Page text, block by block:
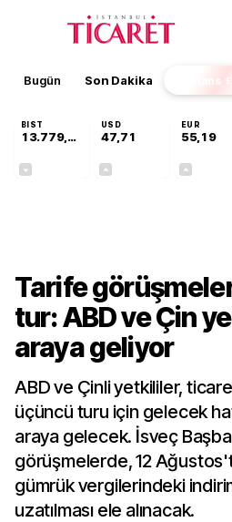
Bugün Son Dakika Finans
BIST
13.779,39
USD
47,71
EUR
55,19
Tarife
tur: ABD ve Çin
araya geliyor
ABD ve Çinli yetkililer,
üçüncü turu için gelecek
araya gelecek. İsveç
görüşmelerde, 12
gümrük vergilerindeki
uzatılması ele alınacak.